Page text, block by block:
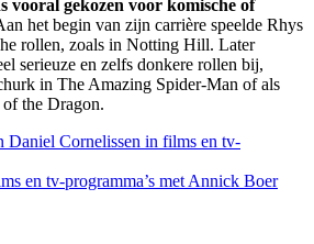
vooral gekozen voor komische of
het begin van zijn carrière speelde Rhys
rollen, zoals in Notting Hill. Later
serieuze en zelfs donkere rollen bij,
in The Amazing Spider-Man of als
the Dragon.
Daniel Cornelissen in films en tv-
en tv-programma’s met Annick Boer